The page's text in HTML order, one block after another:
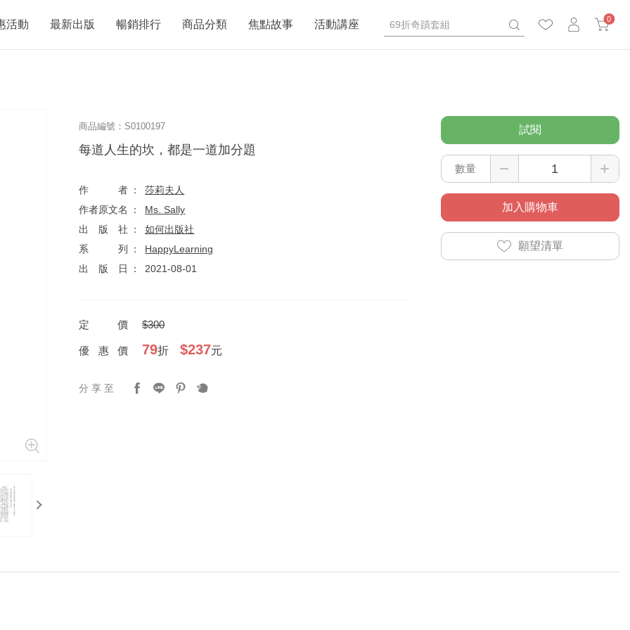
0
活動 最新出版 暢銷排行 商品分類 焦點故事 活動講座
商品編號：S0100197
每道人生的坎，都是一道加分題
作者
莎莉夫人
作者原文名
Ms. Sally
出版社
如何出版社
系列
HappyLearning
出版日
2021-08-01
定價 $300
優惠價 79折$237元
分享至
試閱
數量
加入購物車
願望清單